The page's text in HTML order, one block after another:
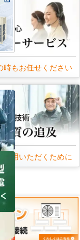
時もお任せください
愛用いただくために